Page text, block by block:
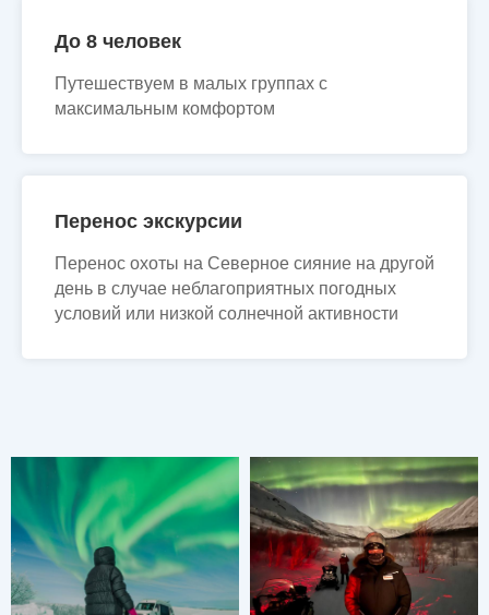
До 8 человек
Путешествуем в малых группах с
максимальным комфортом
Перенос экскурсии
Перенос охоты на Северное сияние на другой
день в случае неблагоприятных погодных
условий или низкой солнечной активности